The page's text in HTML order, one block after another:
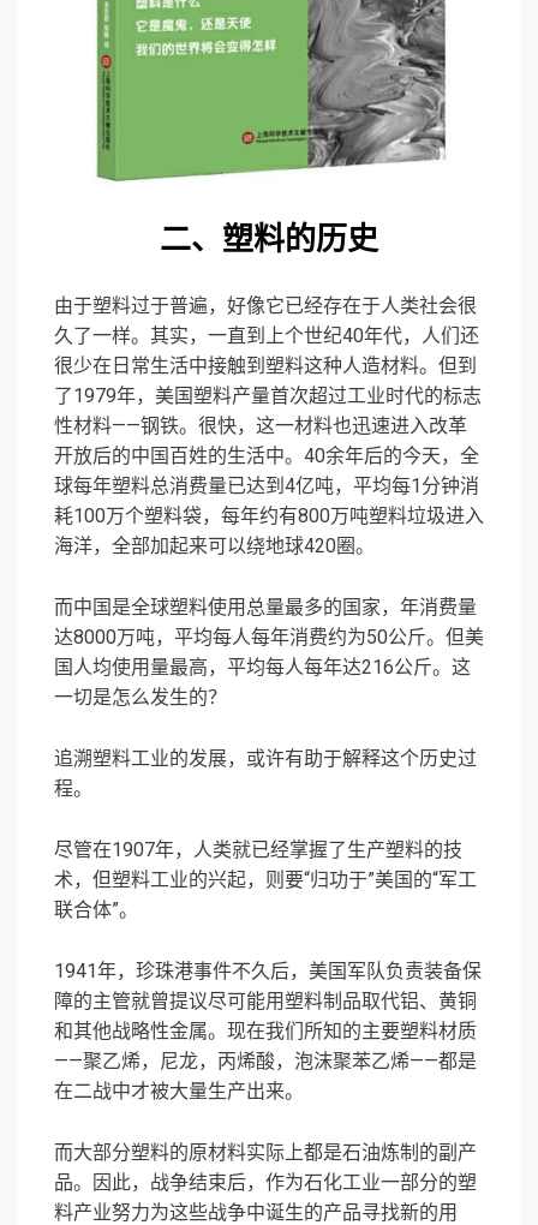
二、塑料的历史
由于塑料过于普遍，好像它已经存在于人类社会很
久了一样。其实，一直到上个世纪40年代，人们还
很少在日常生活中接触到塑料这种人造材料。但到
了1979年，美国塑料产量首次超过工业时代的标志
性材料——钢铁。很快，这一材料也迅速进入改革
开放后的中国百姓的生活中。40余年后的今天，全
球每年塑料总消费量已达到4亿吨，平均每1分钟消
耗100万个塑料袋，每年约有800万吨塑料垃圾进入
海洋，全部加起来可以绕地球420圈。
而中国是全球塑料使用总量最多的国家，年消费量
达8000万吨，平均每人每年消费约为50公斤。但美
国人均使用量最高，平均每人每年达216公斤。这
一切是怎么发生的？
追溯塑料工业的发展，或许有助于解释这个历史过
程。
尽管在1907年，人类就已经掌握了生产塑料的技
术，但塑料工业的兴起，则要“归功于”美国的“军工
联合体”。
1941年，珍珠港事件不久后，美国军队负责装备保
障的主管就曾提议尽可能用塑料制品取代铝、黄铜
和其他战略性金属。现在我们所知的主要塑料材质
——聚乙烯，尼龙，丙烯酸，泡沫聚苯乙烯——都是
在二战中才被大量生产出来。
而大部分塑料的原材料实际上都是石油炼制的副产
品。因此，战争结束后，作为石化工业一部分的塑
料产业努力为这些战争中诞生的产品寻找新的用